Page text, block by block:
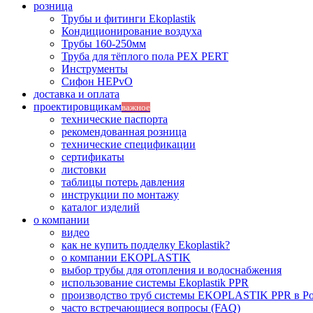
розница
Трубы и фитинги Ekoplastik
Кондиционирование воздуха
Трубы 160-250мм
Труба для тёплого пола PEX PERT
Инструменты
Сифон HEPvO
доставка и оплата
проектировщикамважное
технические паспорта
рекомендованная розница
технические спецификации
сертификаты
листовки
таблицы потерь давления
инструкции по монтажу
каталог изделий
о компании
видео
как не купить подделку Ekoplastik?
о компании EKOPLASTIK
выбор трубы для отопления и водоснабжения
использование системы Ekoplastik PPR
производство труб системы EKOPLASTIK PPR в
часто встречающиеся вопросы (FAQ)